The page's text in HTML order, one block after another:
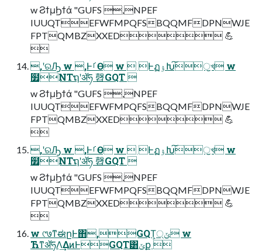
w ϨϯμϦϯά "GUFS ,NPEF
IUUQTEFWFMPQFSBQQMFDPNWJE
FPTQMBZXXED 💪

,ʹରԠ w ,ͰࡱӨ w  ͰฏۉԽ͠ॖখ w
໿NTຖʹॲཧ 㲈GQT 
w ϨϯμϦϯά "GUFS ,NPEF
IUUQTEFWFMPQFSBQQMFDPNWJE
FPTQMBZXXED 💪

,ʹରԠ w ,ͰࡱӨ w  ͰฏۉԽ͠ॖখ w
໿NTຖʹॲཧ 㲈GQT 
w ϨϯμϦϯά "GUFS ,NPEF
IUUQTEFWFMPQFSBQQMFDPNWJE
FPTQMBZXXED 💪

w ୯७ͳಈըͰ΋,GQT্͕ݶ w
ЋͳॲཧΛ͢ΔͷͰGQT͸ݶք 